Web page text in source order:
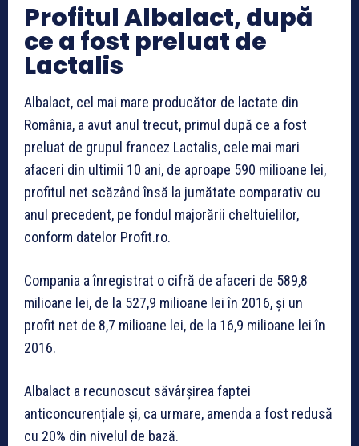
Profitul Albalact, după
ce a fost preluat de
Lactalis
Albalact, cel mai mare producător de lactate din
România, a avut anul trecut, primul după ce a fost
preluat de grupul francez Lactalis, cele mai mari
afaceri din ultimii 10 ani, de aproape 590 milioane lei,
profitul net scăzând însă la jumătate comparativ cu
anul precedent, pe fondul majorării cheltuielilor,
conform datelor Profit.ro.
Compania a înregistrat o cifră de afaceri de 589,8
milioane lei, de la 527,9 milioane lei în 2016, și un
profit net de 8,7 milioane lei, de la 16,9 milioane lei în
2016.
Albalact a recunoscut săvârșirea faptei
anticoncurențiale și, ca urmare, amenda a fost redusă
cu 20% din nivelul de bază.